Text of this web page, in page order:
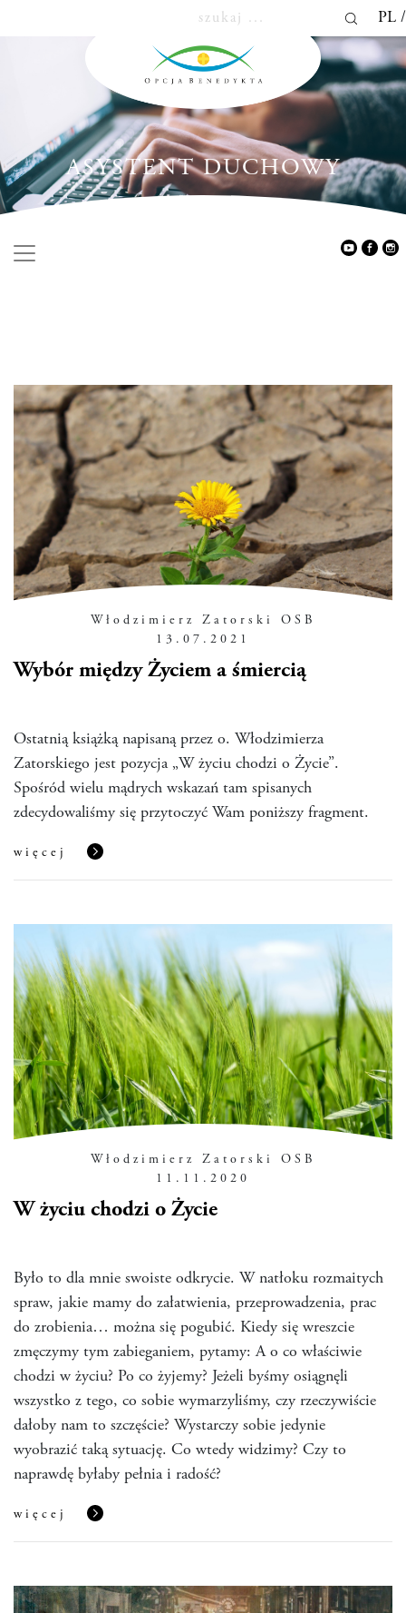
PL
ASYSTENT DUCHOWY
Włodzimierz Zatorski OSB
13.07.2021
Wybór między Życiem a śmiercią
Ostatnią książką napisaną przez o. Włodzimierza
Zatorskiego jest pozycja „W życiu chodzi o Życie”.
Spośród wielu mądrych wskazań tam spisanych
zdecydowaliśmy się przytoczyć Wam poniższy fragment.
więcej
Włodzimierz Zatorski OSB
11.11.2020
W życiu chodzi o Życie
Było to dla mnie swoiste odkrycie. W natłoku rozmaitych
spraw, jakie mamy do załatwienia, przeprowadzenia, prac
do zrobienia… można się pogubić. Kiedy się wreszcie
zmęczymy tym zabieganiem, pytamy: A o co właściwie
chodzi w życiu? Po co żyjemy? Jeżeli byśmy osiągnęli
wszystko z tego, co sobie wymarzyliśmy, czy rzeczywiście
dałoby nam to szczęście? Wystarczy sobie jedynie
wyobrazić taką sytuację. Co wtedy widzimy? Czy to
naprawdę byłaby pełnia i radość?
więcej